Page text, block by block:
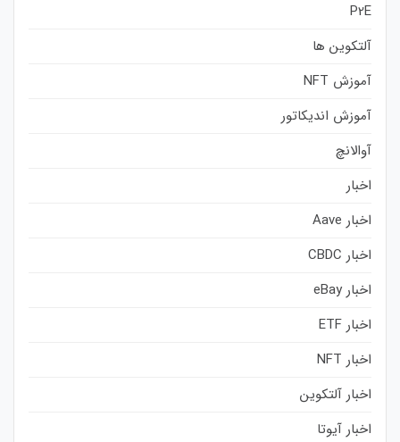
P2E
آلتکوین ها
آموزش NFT
آموزش اندیکاتور
آوالانچ
اخبار
اخبار Aave
اخبار CBDC
اخبار eBay
اخبار ETF
اخبار NFT
اخبار آلتکوین
اخبار آیوتا